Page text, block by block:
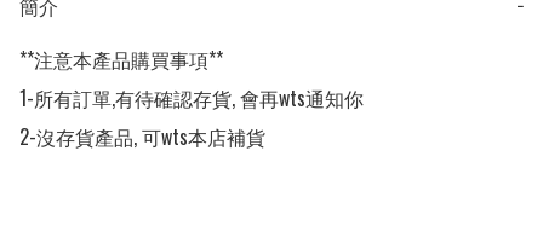
簡介
−
**注意本產品購買事項**
1-所有訂單,有待確認存貨, 會再wts通知你
2-沒存貨產品, 可wts本店補貨